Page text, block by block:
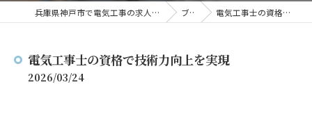
兵庫県神戸市で電気工事の求人なら株式会社ライトアップ ブログ 電気工事士の資格で技術力向上を実現
電気工事士の資格で技術力向上を実現
2026/03/24